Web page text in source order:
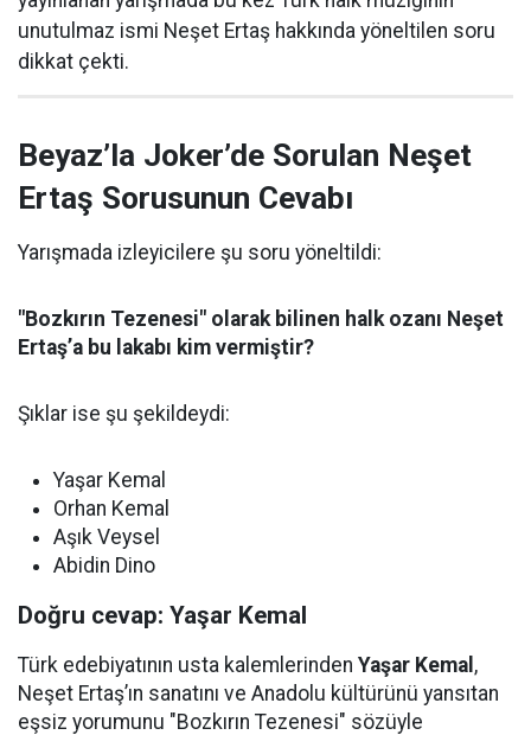
unutulmaz ismi Neşet Ertaş hakkında yöneltilen soru
dikkat çekti.
Beyaz’la Joker’de Sorulan Neşet
Ertaş Sorusunun Cevabı
Yarışmada izleyicilere şu soru yöneltildi:
"Bozkırın Tezenesi" olarak bilinen halk ozanı Neşet
Ertaş’a bu lakabı kim vermiştir?
Şıklar ise şu şekildeydi:
Yaşar Kemal
Orhan Kemal
Aşık Veysel
Abidin Dino
Doğru cevap: Yaşar Kemal
Türk edebiyatının usta kalemlerinden Yaşar Kemal ,
Neşet Ertaş’ın sanatını ve Anadolu kültürünü yansıtan
eşsiz yorumunu "Bozkırın Tezenesi" sözüyle